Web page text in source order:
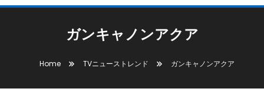
ガンキャノンアクア
Home TVニューストレンド ガンキャノンアクア